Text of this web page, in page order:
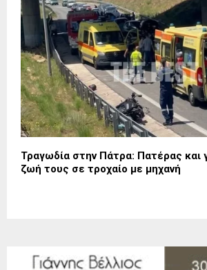
Τραγωδία στην Πάτρα: Πατέρας και
ζωή τους σε τροχαίο με μηχανή